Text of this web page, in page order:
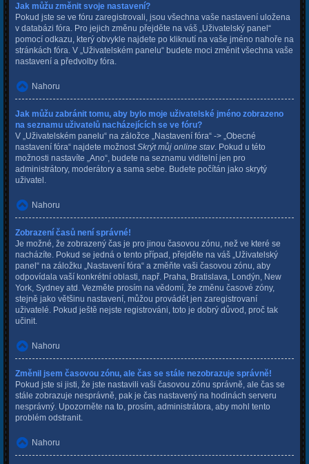
Jak můžu změnit svoje nastavení?
Pokud jste se ve fóru zaregistrovali, jsou všechna vaše nastavení uložena
v databázi fóra. Pro jejich změnu přejděte na váš „Uživatelský panel“
pomocí odkazu, který obvykle najdete po kliknutí na vaše jméno nahoře na
stránkách fóra. V „Uživatelském panelu“ budete moci změnit všechna vaše
nastavení a předvolby fóra.
Nahoru
Jak můžu zabránit tomu, aby bylo moje uživatelské jméno zobrazeno
na seznamu uživatelů nacházejících se ve fóru?
V „Uživatelském panelu“ na záložce „Nastavení fóra“ -> „Obecné
nastavení fóra“ najdete možnost Skrýt můj online stav. Pokud u této
možnosti nastavíte „Ano“, budete na seznamu viditelní jen pro
administrátory, moderátory a sama sebe. Budete počítán jako skrytý
uživatel.
Nahoru
Zobrazení časů není správné!
Je možné, že zobrazený čas je pro jinou časovou zónu, než ve které se
nacházíte. Pokud se jedná o tento případ, přejděte na váš „Uživatelský
panel“ na záložku „Nastavení fóra“ a změňte vaši časovou zónu, aby
odpovídala vaší konkrétní oblasti, např. Praha, Bratislava, Londýn, New
York, Sydney atd. Vezměte prosím na vědomí, že změnu časové zóny,
stejně jako většinu nastavení, můžou provádět jen zaregistrovaní
uživatelé. Pokud ještě nejste registrováni, toto je dobrý důvod, proč tak
učinit.
Nahoru
Změnil jsem časovou zónu, ale čas se stále nezobrazuje správně!
Pokud jste si jisti, že jste nastavili vaši časovou zónu správně, ale čas se
stále zobrazuje nesprávně, pak je čas nastavený na hodinách serveru
nesprávný. Upozorněte na to, prosím, administrátora, aby mohl tento
problém odstranit.
Nahoru